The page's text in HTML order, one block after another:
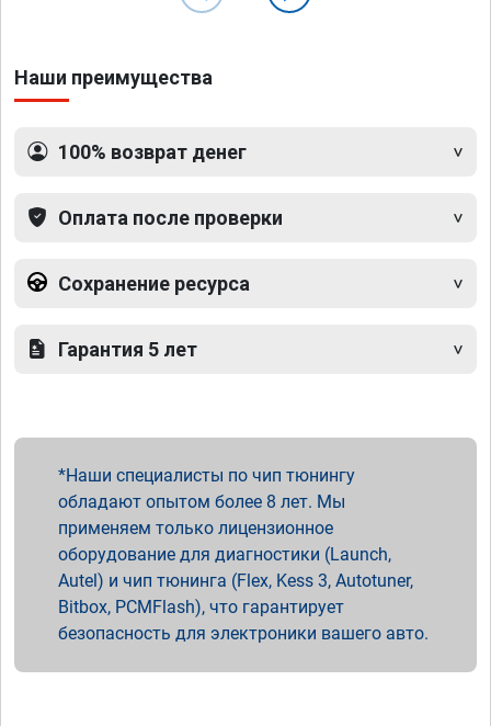
Наши преимущества
100% возврат денег
Оплата после проверки
Сохранение ресурса
Гарантия 5 лет
Наши специалисты по чип тюнингу
обладают опытом более 8 лет. Мы
применяем только лицензионное
оборудование для диагностики (Launch,
Autel) и чип тюнинга (Flex, Kess 3, Autotuner,
Bitbox, PCMFlash), что гарантирует
безопасность для электроники вашего авто.